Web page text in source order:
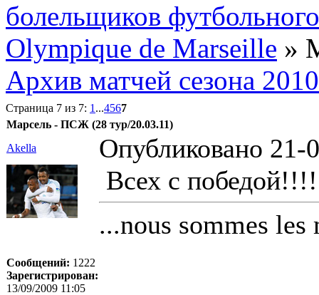
болельщиков
Olympique de Marseille »
Архив матчей сезона
Страница 7 из 7: 1 ...4567
Марсель - ПСЖ (28 тур/20.03.11)
Akella
Опубликовано 21-
Сообщений: 1222
Зарегистрирован:
13/09/2009 11:05
Всех с
...nous sommes